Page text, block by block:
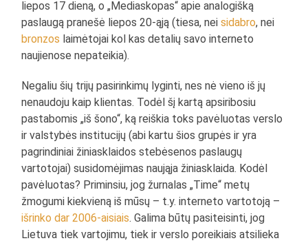
liepos 17 dieną, o „Mediaskopas“ apie analogišką
paslaugą pranešė liepos 20-ąją (tiesa, neisidabro, nei
bronzos laimėtojai kol kas detalių savo interneto
naujienose nepateikia).
Negaliu šių trijų pasirinkimų lyginti, nes nė vieno iš jų
nenaudoju kaip klientas. Todėl šį kartą apsiribosiu
pastabomis „iš šono“, ką reiškia toks pavėluotas verslo
ir valstybės institucijų (abi kartu šios grupės ir yra
pagrindiniai žiniasklaidos stebėsenos paslaugų
vartotojai) susidomėjimas naująja žiniasklaida. Kodėl
pavėluotas? Priminsiu, jog žurnalas „Time“ metų
žmogumi kiekvieną iš mūsų – t.y. interneto vartotoją –
išrinko dar 2006-aisiais. Galima būtų pasiteisinti, jog
Lietuva tiek vartojimu, tiek ir verslo poreikiais atsilieka